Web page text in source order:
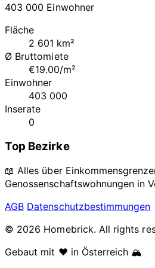
403 000 Einwohner
Fläche
2 601 km²
Ø Bruttomiete
€19.00/m²
Einwohner
403 000
Inserate
0
Top Bezirke
📖 Alles über
Genossenschaftswohnungen in
AGB Datenschutzbestimmungen
© 2026 Homebrick. All rights
Gebaut mit ❤️ in Österreich 🏔️